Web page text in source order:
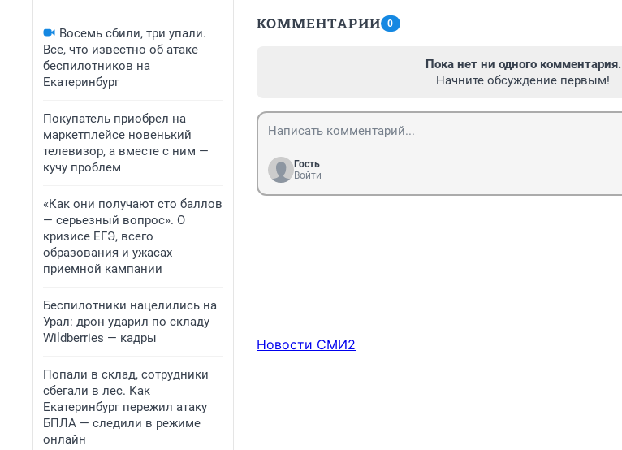
Восемь сбили, три упали.
Все, что известно об атаке
беспилотников на
Екатеринбург
Покупатель приобрел на
маркетплейсе новенький
телевизор, а вместе с ним —
кучу проблем
«Как они получают сто баллов
— серьезный вопрос». О
кризисе ЕГЭ, всего
образования и ужасах
приемной кампании
Беспилотники нацелились на
Урал: дрон ударил по складу
Wildberries — кадры
Попали в склад, сотрудники
сбегали в лес. Как
Екатеринбург пережил атаку
БПЛА — следили в режиме
онлайн
КОММЕНТАРИИ 0
Пока нет ни одного комментария.
Начните обсуждение первым!
Гость
Войти
Новости СМИ2